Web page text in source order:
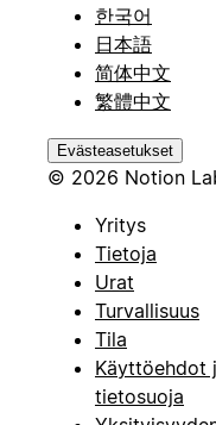
한국어
日本語
简体中文
繁體中文
Evästeasetukset
© 2026 Notion
Yritys
Tietoja
Urat
Turvallisuus
Tila
Käyttöehdot
tietosuoja